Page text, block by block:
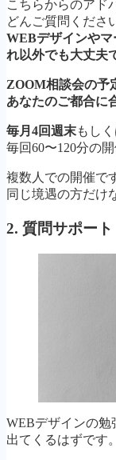
こちらからのアド
どんご質問くださ
WEBデザインや
れ以外でも大丈夫
ZOOM相談会の予
あなたのご都合に
毎月4回週末もし
毎回60〜120分の開
複数人での開催で
同じ境遇の方だけ
2. 質問サポート
WEBデザインの
出てくるはずです。